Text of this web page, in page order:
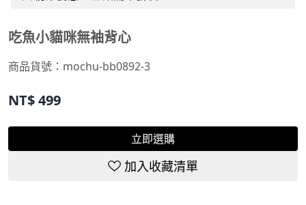
吃魚小貓咪無袖背心
商品貨號： mochu-bb0892-3
NT$499
立即選購
加入收藏清單